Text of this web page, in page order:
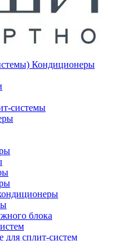
Кондиционеры
системы
блока
сплит-систем